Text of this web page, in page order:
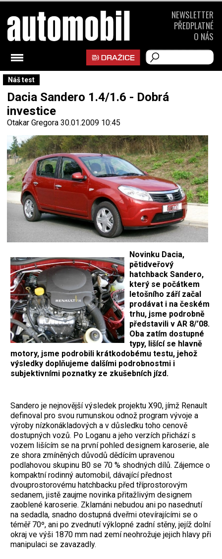
Náš test
Dacia Sandero 1.4/1.6 - Dobrá
investice
Otakar Gregora 30.01.2009 10:45
Novinku Dacia,
pětidveřový
hatchback Sandero,
který se počátkem
letošního září začal
prodávat i na českém
trhu, jsme podrobně
představili v AR 8/’08.
Oba zatím dostupné
typy, lišící se hlavně
motory, jsme podrobili krátkodobému testu, jehož
výsledky doplňujeme dalšími podrobnostmi i
subjektivními poznatky ze zkušebních jízd.
Sandero je nejnovější výsledek projektu X90, jímž Renault
definoval pro svou rumunskou odnož program vývoje a
výroby nízkonákladových a v důsledku toho cenově
dostupných vozů. Po Loganu a jeho verzích přichází s
vozem lišícím se na první pohled designem karoserie, ale
ze shora zmíněných důvodů dědícím upravenou
podlahovou skupinu B0 se 70 % shodných dílů. Zájemce o
kompaktní rodinný automobil, dávající přednost
dvouprostorovému hatchbacku před tříprostorovým
sedanem, jistě zaujme novinka přitažlivým designem
zaoblené karoserie. Zklamáni nebudou ani po nasednutí
na sedadla, snadno dostupná dveřmi otevírajícími se o
téměř 70º, ani po zvednutí výklopné zadní stěny, jejíž dolní
okraj ve výši 1870 mm nad zemí neohrožuje jejich hlavy při
manipulaci se zavazadly.
NEWSLETTER
PŘEDPLATNÉ
O NÁS